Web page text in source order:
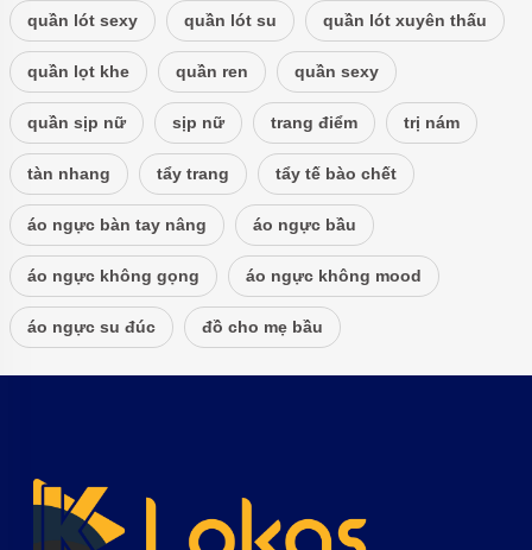
quần lót sexy quần lót su quần lót xuyên thấu
quần lọt khe quần ren quần sexy
quần sịp nữ sịp nữ trang điểm trị nám
tàn nhang tẩy trang tẩy tế bào chết
áo ngực bàn tay nâng áo ngực bầu
áo ngực không gọng áo ngực không mood
áo ngực su đúc đồ cho mẹ bầu